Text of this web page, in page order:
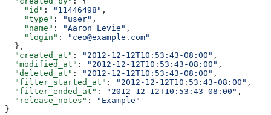
    "id"
: "11446498" ,
    "type"
: "user" ,
    "name"
: "Aaron Levie" ,
    "login"
:
"ceo@example.com"
  },
  "created_at"
: "2012-12-12T10:53:43-08:00" ,
  "modified_at"
: "2012-12-12T10:53:43-08:00" ,
  "deleted_at"
: "2012-12-12T10:53:43-08:00" ,
  "filter_started_at"
: "2012-12-12T10:53:43-08:00" ,
  "filter_ended_at"
: "2012-12-12T10:53:43-08:00" ,
  "release_notes"
:
"Example"
}